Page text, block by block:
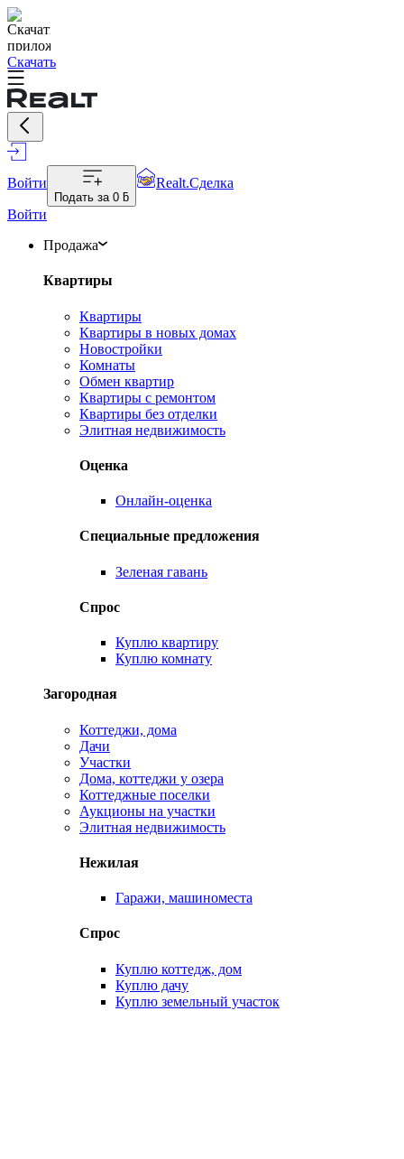
Скачать
Войти
Подать за 0 ƃ
Realt.Сделка
Войти
Продажа
Квартиры
Квартиры
Квартиры в новых домах
Новостройки
Комнаты
Обмен квартир
Квартиры с ремонтом
Квартиры без отделки
Элитная недвижимость
Оценка
Онлайн-оценка
Специальные предложения
Зеленая гавань
Спрос
Куплю квартиру
Куплю комнату
Загородная
Коттеджи, дома
Дачи
Участки
Дома, коттеджи у озера
Коттеджные поселки
Аукционы на участки
Элитная недвижимость
Нежилая
Гаражи, машиноместа
Спрос
Куплю коттедж, дом
Куплю дачу
Куплю земельный участок